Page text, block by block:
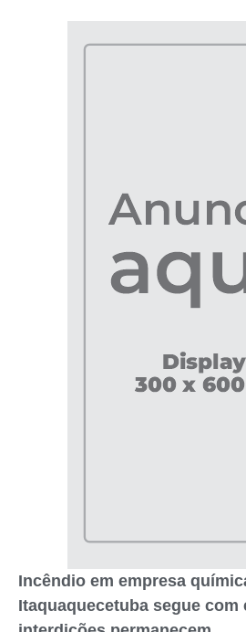
Incêndio em empresa
Itaquaquecetuba segue com